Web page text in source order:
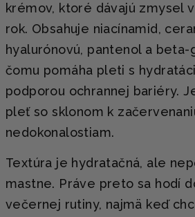
krémov, ktoré dávajú zmysel
rok. Obsahuje niacínamid,
hyalurónovú, pantenol a beta-
čomu pomáha pleti s
podporou ochrannej bariéry.
pleť so sklonom k
nedokonalostiam.
Textúra je hydratačná, ale
mastne. Práve preto sa hodí
večernej rutiny, najmä keď